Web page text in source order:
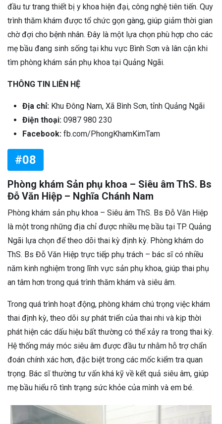
đầu tư trang thiết bị y khoa hiện đại, công nghệ tiên tiến. Quy
trình thăm khám được tổ chức gọn gàng, giúp giảm thời gian
chờ đợi cho bệnh nhân. Đây là một lựa chọn phù hợp cho các
mẹ bầu đang sinh sống tại khu vực Bình Sơn và lân cận khi
tìm phòng khám sản phụ khoa tại Quảng Ngãi.
THÔNG TIN LIÊN HỆ
Địa chỉ: Khu Đông Nam, Xã Bình Sơn, tỉnh Quảng Ngãi
Điện thoại: 0987 980 230
Facebook: fb.com/PhongKhamKimTam
#08
Phòng khám Sản phụ khoa – Siêu âm ThS. Bs
Đỗ Văn Hiệp – Nghĩa Chánh Nam
Phòng khám sản phụ khoa – Siêu âm ThS. Bs Đỗ Văn Hiệp
là một trong những địa chỉ được nhiều mẹ bầu tại TP. Quảng
Ngãi lựa chọn để theo dõi thai kỳ định kỳ. Phòng khám do
ThS. Bs Đỗ Văn Hiệp trực tiếp phụ trách – bác sĩ có nhiều
năm kinh nghiệm trong lĩnh vực sản phụ khoa, giúp thai phụ
an tâm hơn trong quá trình thăm khám và siêu âm.
Trong quá trình hoạt động, phòng khám chú trọng việc khám
thai định kỳ, theo dõi sự phát triển của thai nhi và kịp thời
phát hiện các dấu hiệu bất thường có thể xảy ra trong thai kỳ.
Hệ thống máy móc siêu âm được đầu tư nhằm hỗ trợ chẩn
đoán chính xác hơn, đặc biệt trong các mốc kiểm tra quan
trọng. Bác sĩ thường tư vấn khá kỹ về kết quả siêu âm, giúp
mẹ bầu hiểu rõ tình trạng sức khỏe của mình và em bé.